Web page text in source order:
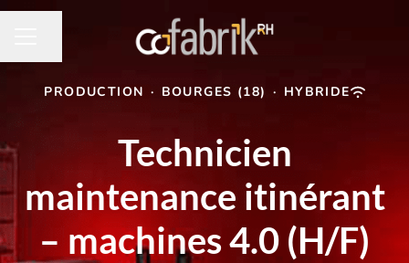
Partager la page
PRODUCTION · BOURGES (18) · HYBRIDE
Technicien
maintenance itinérant
– machines 4.0 (H/F)